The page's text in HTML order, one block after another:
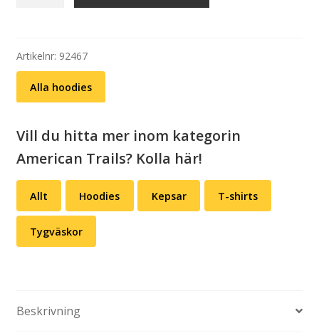
Whoa!
mängd
Artikelnr: 92467
Alla hoodies
Vill du hitta mer inom kategorin
American Trails? Kolla här!
Allt Hoodies Kepsar T-shirts
Tygväskor
Beskrivning